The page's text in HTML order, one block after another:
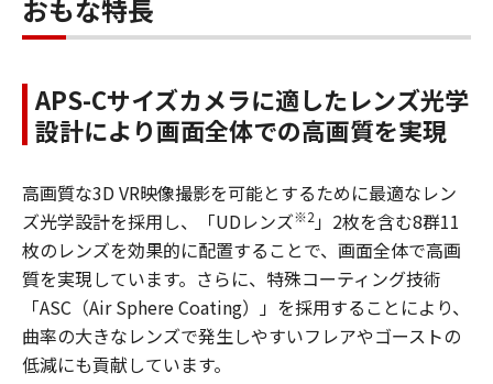
おもな特長
APS-Cサイズカメラに適したレンズ光学
設計により画面全体での高画質を実現
高画質な3D VR映像撮影を可能とするために最適なレン
ズ光学設計を採用し、「UDレンズ※2」2枚を含む8群11
枚のレンズを効果的に配置することで、画面全体で高画
質を実現しています。さらに、特殊コーティング技術
「ASC（Air Sphere Coating）」を採用することにより、
曲率の大きなレンズで発生しやすいフレアやゴーストの
低減にも貢献しています。